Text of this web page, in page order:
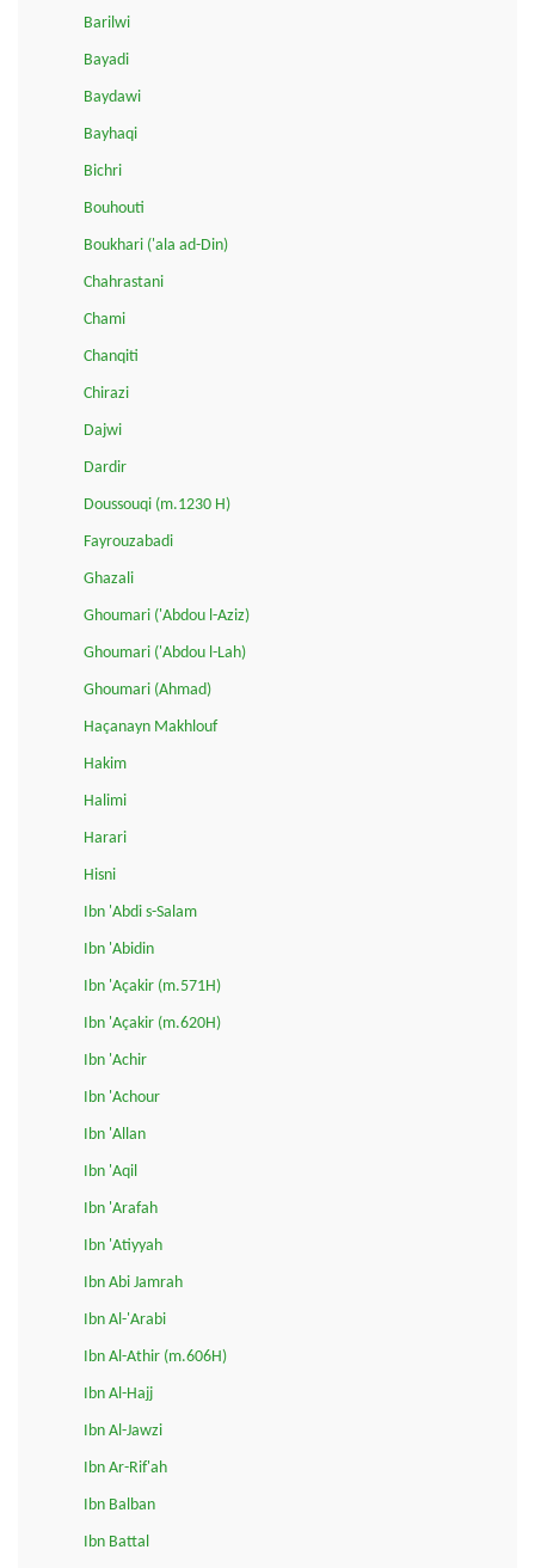
Barilwi
Bayadi
Baydawi
Bayhaqi
Bichri
Bouhouti
Boukhari ('ala ad-Din)
Chahrastani
Chami
Chanqiti
Chirazi
Dajwi
Dardir
Doussouqi (m.1230 H)
Fayrouzabadi
Ghazali
Ghoumari ('Abdou l-Aziz)
Ghoumari ('Abdou l-Lah)
Ghoumari (Ahmad)
Haçanayn Makhlouf
Hakim
Halimi
Harari
Hisni
Ibn 'Abdi s-Salam
Ibn 'Abidin
Ibn 'Açakir (m.571H)
Ibn 'Açakir (m.620H)
Ibn 'Achir
Ibn 'Achour
Ibn 'Allan
Ibn 'Aqil
Ibn 'Arafah
Ibn 'Atiyyah
Ibn Abi Jamrah
Ibn Al-'Arabi
Ibn Al-Athir (m.606H)
Ibn Al-Hajj
Ibn Al-Jawzi
Ibn Ar-Rif'ah
Ibn Balban
Ibn Battal